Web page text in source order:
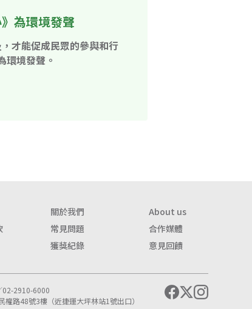
為環境發聲
才能促成民眾的參與和行
環境發聲。
關於我們
About us
常見問題
合作媒體
獲獎紀錄 意見回饋
02-2910-6000
路48號3樓（近捷運大坪林站1號出口）